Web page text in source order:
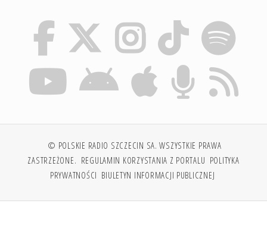
© POLSKIE RADIO SZCZECIN SA. WSZYSTKIE PRAWA
ZASTRZEŻONE. REGULAMIN KORZYSTANIA Z PORTALU POLITYKA
PRYWATNOŚCI BIULETYN INFORMACJI PUBLICZNEJ